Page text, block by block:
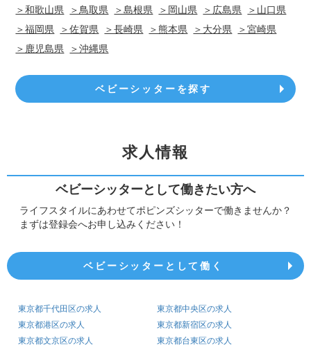
＞和歌山県
＞鳥取県 ＞島根県 ＞岡山県 ＞広島県
＞山口県
＞福岡県
＞佐賀県 ＞長崎県 ＞熊本県 ＞大分県
＞宮崎県
＞鹿児島県
＞沖縄県
ベビーシッターを探す
求人情報
ベビーシッターとして働きたい方へ
ライフスタイルにあわせてポピンズシッターで働きませんか？
まずは登録会へお申し込みください！
ベビーシッターとして働く
東京都千代田区の求人
東京都中央区の求人
東京都港区の求人
東京都新宿区の求人
東京都文京区の求人
東京都台東区の求人